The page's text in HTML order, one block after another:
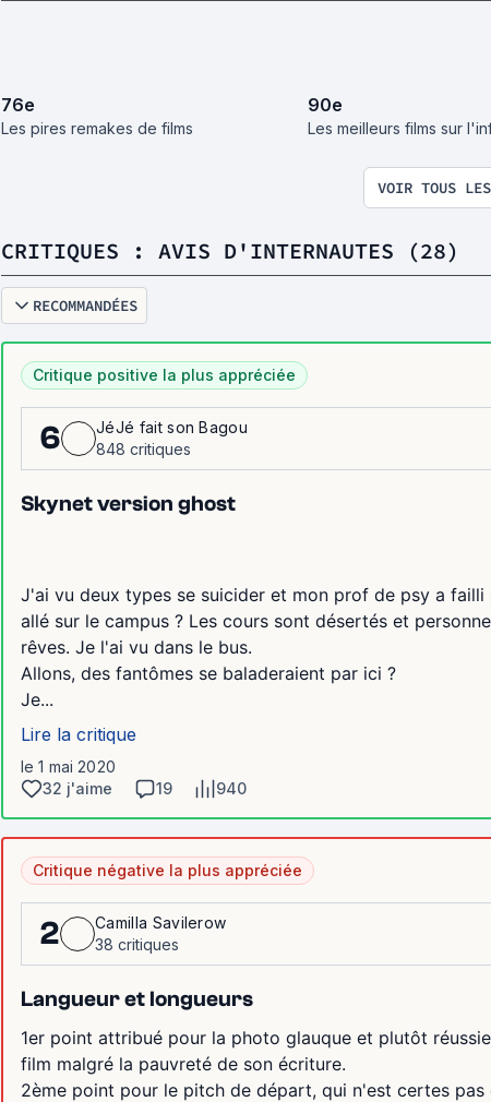
76e
Les pires remakes de films
90e
Les meilleurs films sur
VOIR TOUS
CRITIQUES : AVIS D'INTERNAUTES (28)
RECOMMANDÉES
Critique positive la plus appréciée
6
JéJé fait son Bagou
848 critiques
Skynet version ghost
J'ai vu deux types se suicider et mon prof de psy a failli
allé sur le campus ? Les cours sont désertés et
rêves. Je l'ai vu dans le bus.
Allons, des fantômes se baladeraient par ici ?
Je...
Lire la critique
le 1 mai 2020
32 j'aime
19 940
Critique négative la plus appréciée
2
Camilla Savilerow
38 critiques
Langueur et longueurs
1er point attribué pour la photo glauque et plutôt
film malgré la pauvreté de son écriture.
2ème point pour le pitch de départ, qui n'est certes